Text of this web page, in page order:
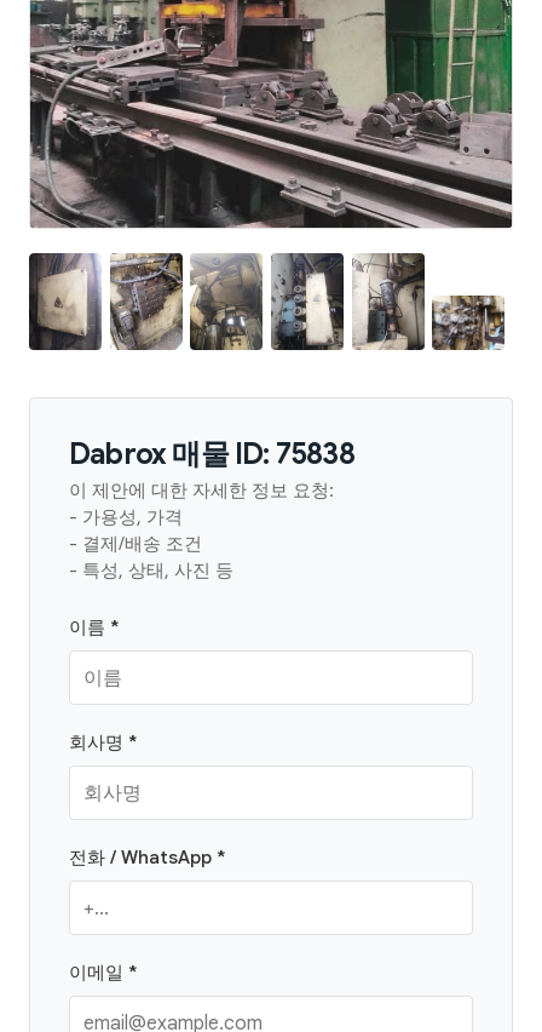
Dabrox 매물 ID: 75838
이 제안에 대한 자세한 정보 요청:
- 가용성, 가격
- 결제/배송 조건
- 특성, 상태, 사진 등
이름 *
회사명 *
전화 / WhatsApp *
이메일 *